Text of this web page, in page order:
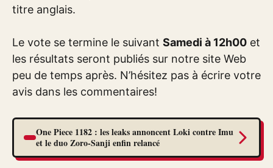
titre anglais.
Le vote se termine le suivant Samedi à 12h00 et
les résultats seront publiés sur notre site Web
peu de temps après. N’hésitez pas à écrire votre
avis dans les commentaires!
One Piece 1182 : les leaks annoncent Loki contre Imu
et le duo Zoro-Sanji enfin relancé